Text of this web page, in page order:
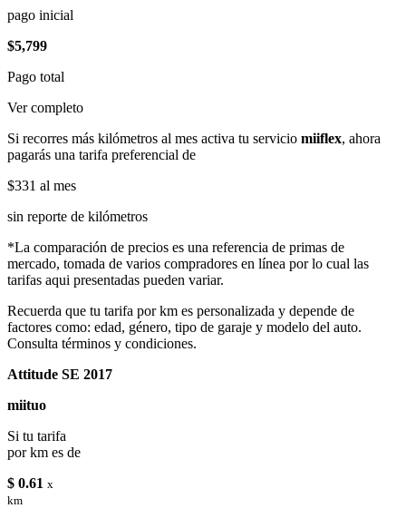
pago inicial
$5,799
Pago total
Ver completo
Si recorres más kilómetros al mes activa tu servicio miiflex, ahora
pagarás una tarifa preferencial de
$331 al mes
sin reporte de kilómetros
*La comparación de precios es una referencia de primas de
mercado, tomada de varios compradores en línea por lo cual las
tarifas aqui presentadas pueden variar.
Recuerda que tu tarifa por km es personalizada y depende de
factores como: edad, género, tipo de garaje y modelo del auto.
Consulta términos y condiciones.
Attitude SE 2017
miituo
Si tu tarifa
por km es de
$ 0.61 x
km